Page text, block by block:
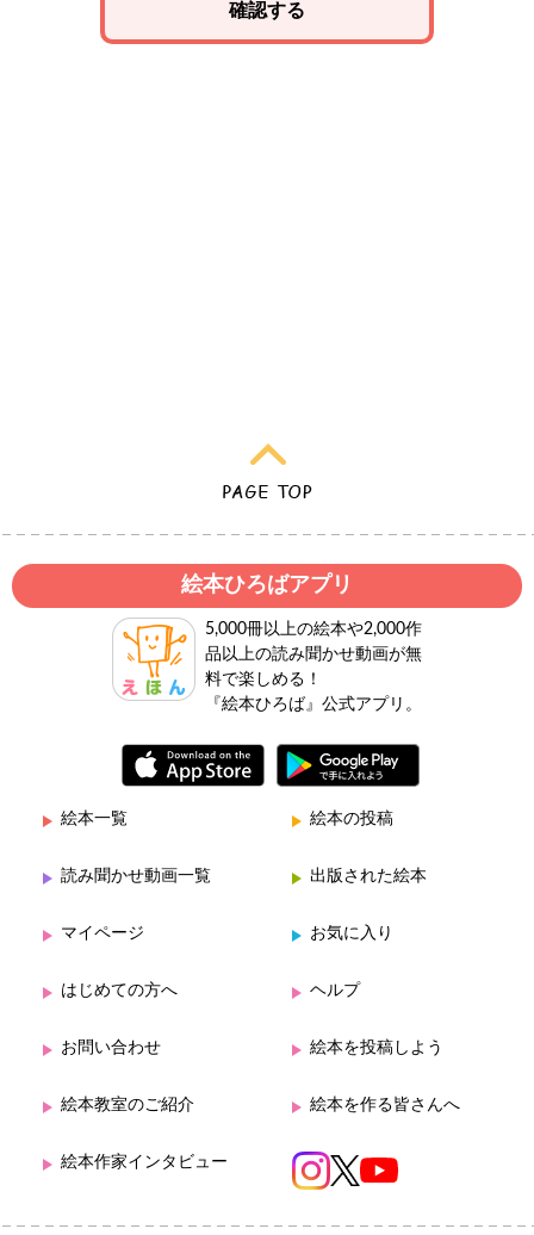
確認する
絵本ひろばアプリ
5,000冊以上の絵本や2,000作
品以上の読み聞かせ動画が無
料で楽しめる！
『絵本ひろば』公式アプリ。
絵本一覧 絵本の投稿
読み聞かせ動画一覧 出版された絵本
マイページ お気に入り
はじめての方へ ヘルプ
お問い合わせ 絵本を投稿しよう
絵本教室のご紹介 絵本を作る皆さんへ
絵本作家インタビュー